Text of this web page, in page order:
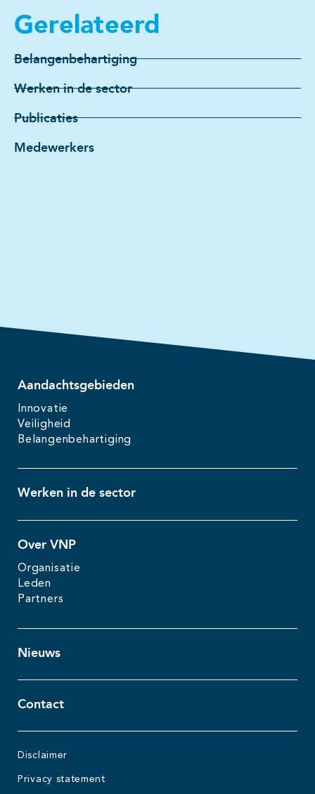
Gerelateerd
Belangenbehartiging
Werken in de sector
Publicaties
Medewerkers
Aandachtsgebieden
Innovatie
Veiligheid
Belangenbehartiging
Werken in de sector
Over VNP
Organisatie
Leden
Partners
Nieuws
Contact
Disclaimer
Privacy statement